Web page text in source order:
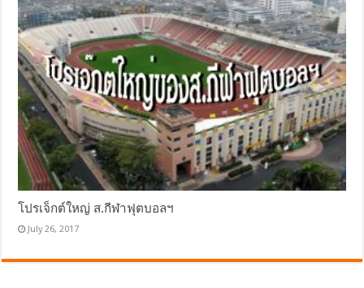
โปรเจ็กต์ใหญ่ ส.กีฬาฟุตบอลฯ
July 26, 2017